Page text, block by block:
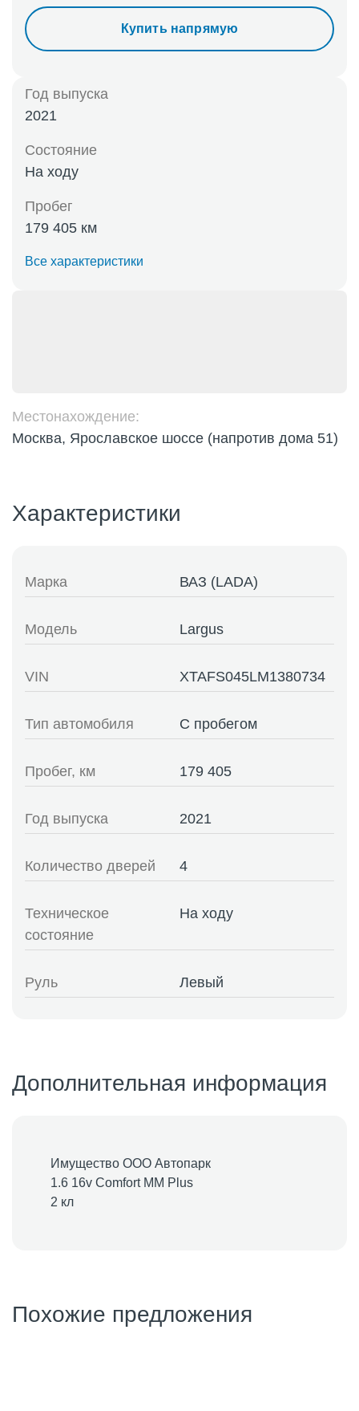
Купить напрямую
Год выпуска
2021
Состояние
На ходу
Пробег
179 405 км
Все характеристики
Местонахождение:
Москва, Ярославское шоссе (напротив дома 51)
Характеристики
Марка ВАЗ (LADA)
Модель Largus
VIN XTAFS045LM1380734
Тип автомобиля С пробегом
Пробег, км 179 405
Год выпуска 2021
Количество дверей 4
Техническое
состояние
На ходу
Руль Левый
Дополнительная информация
Имущество ООО Автопарк
1.6 16v Comfort MM Plus
2 кл
Похожие предложения